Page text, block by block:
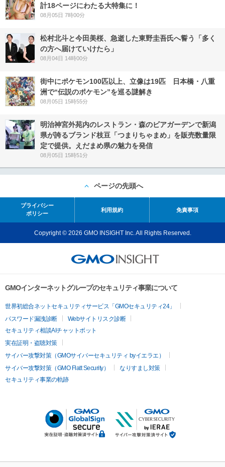
計18ページにわたる大特集に！
08月05日 7時00分
松村北斗と今田美桜、急逝した東野圭吾氏へ誓う「多く
の方へ届けていけたら」
08月04日 14時00分
街中にポケモン100匹以上、立像は19匹 日本橋・八重
洲で“伝説のポケモン”を巡る謎解き
08月05日 15時55分
明治神宮外苑内のレストラン・森のビアガーデンで新潟
県が誇るブランド枝豆「つまりちゃまめ」を販売数量限
定で提供。えだまめ県の魅力を発信
08月05日 15時51分
ページの先頭へ
プライバシー
ポリシー
利用規約 免責事項
Copyright © 2026 GMO INSIGHT Inc. All Rights Reserved.
GMOインターネットグループのセキュリティ事業について
世界初総合ネットセキュリティサービス「GMOセキュリティ24」
パスワード漏洩診断
Webサイトリスク診断
セキュリティ相談AIチャットボット
実在証明・盗聴対策
サイバー攻撃対策（GMOサイバーセキュリティ byイエラエ）
サイバー攻撃対策（GMO Flatt Security）
なりすまし対策
セキュリティ事業の軌跡